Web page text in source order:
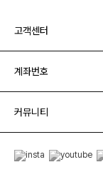
고객센터
계좌번호
커뮤니티